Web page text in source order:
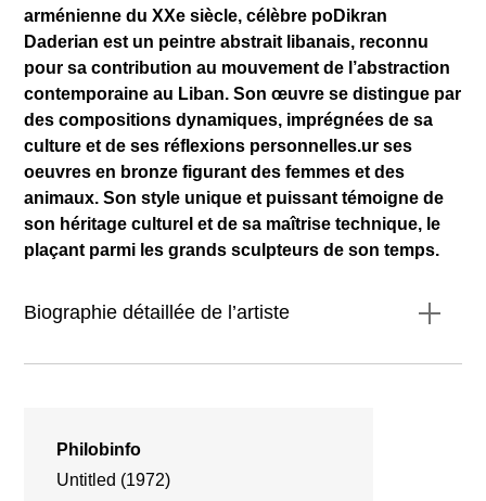
arménienne du XXe siècle, célèbre poDikran
Daderian est un peintre abstrait libanais, reconnu
pour sa contribution au mouvement de l’abstraction
contemporaine au Liban. Son œuvre se distingue par
des compositions dynamiques, imprégnées de sa
culture et de ses réflexions personnelles.ur ses
oeuvres en bronze figurant des femmes et des
animaux. Son style unique et puissant témoigne de
son héritage culturel et de sa maîtrise technique, le
plaçant parmi les grands sculpteurs de son temps.
Biographie détaillée de l’artiste
Philobinfo
Untitled (1972)